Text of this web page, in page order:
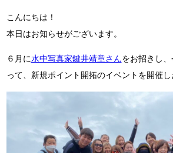
こんにちは！
本日はお知らせがございます。
６月に水中写真家鍵井靖章さんをお招きし
って、新規ポイント開拓のイベントを開催し